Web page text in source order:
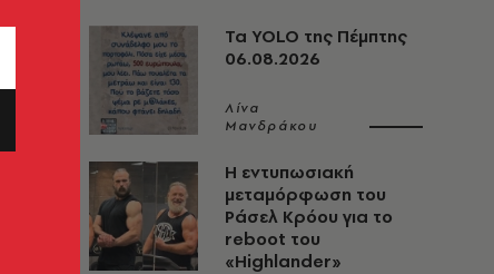
Τα YOLO της Πέμπτης
06.08.2026
Λίνα
Μανδράκου
Η εντυπωσιακή
μεταμόρφωση του
Ράσελ Κρόου για το
reboot του
«Highlander»